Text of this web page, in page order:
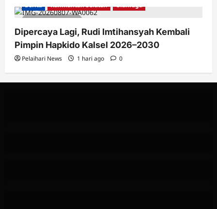
1 minute read
Berita Kalimantan Selatan Olahraga
Dipercaya Lagi, Rudi Imtihansyah Kembali
Pimpin Hapkido Kalsel 2026–2030
Pelaihari News 1 hari ago 0